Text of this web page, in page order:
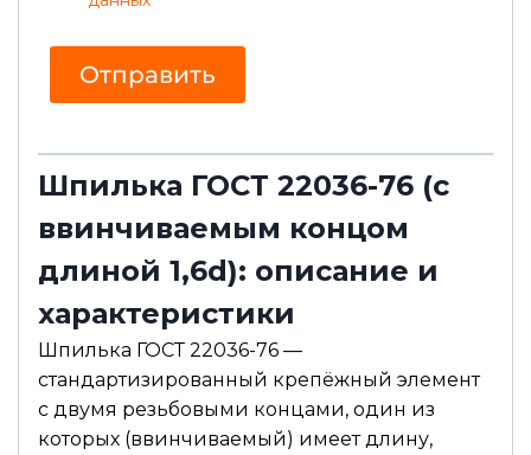
и
Отправить
Шпилька ГОСТ 22036-76 (с
ввинчиваемым концом
длиной 1,6d): описание и
характеристики
Шпилька ГОСТ 22036-76 —
стандартизированный крепёжный элемент
с двумя резьбовыми концами, один из
которых (ввинчиваемый) имеет длину,